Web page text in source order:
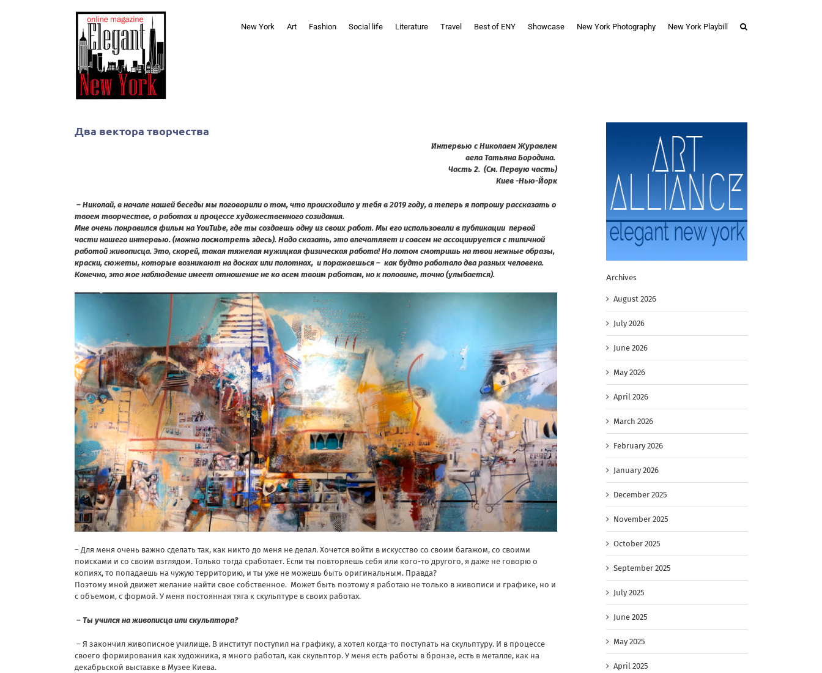
New York Art Fashion Social life Literature Travel Best of ENY Showcase New York Photography New York Playbill
Два вектора творчества
Интервью с Николаем Журавлем
вела Татьяна Бородина.
Часть 2. (См. Первую часть)
Киев -Нью-Йорк
– Николай, в начале нашей беседы мы поговорили о том, что происходило у тебя в 2019 году, а теперь я попрошу рассказать о
твоем творчестве, о работах и процессе художественного созидания.
Мне очень понравился фильм на YouTube, где ты создаешь одну из своих работ. Мы его использовали в публикации первой
части нашего интервью. (можно посмотреть здесь). Надо сказать, это впечатляет и совсем не ассоциируется с типичной
работой живописца. Это, скорей, такая тяжелая мужицкая физическая работа! Но потом смотришь на твои нежные образы,
краски, сюжеты, которые возникают на досках или полотнах, и поражаешься – как будто работало два разных человека.
Конечно, это мое наблюдение имеет отношение не ко всем твоим работам, но к половине, точно (улыбается).
– Для меня очень важно сделать так, как никто до меня не делал. Хочется войти в искусство со своим багажом, со своими
поисками и со своим взглядом. Только тогда сработает. Если ты повторяешь себя или кого-то другого, я даже не говорю о
копиях, то попадаешь на чужую территорию, и ты уже не можешь быть оригинальным. Правда?
Поэтому мной движет желание найти свое собственное. Может быть поэтому я работаю не только в живописи и графике, но и
с объемом, с формой. У меня постоянная тяга к скульптуре в своих работах.
– Ты учился на живописца или скульптора?
– Я закончил живописное училище. В институт поступил на графику, а хотел когда-то поступать на скульптуру. И в процессе
своего формирования как художника, я много работал, как скульптор. У меня есть работы в бронзе, есть в металле, как на
декабрьской выставке в Музее Киева.
Archives
August 2026
July 2026
June 2026
May 2026
April 2026
March 2026
February 2026
January 2026
December 2025
November 2025
October 2025
September 2025
July 2025
June 2025
May 2025
April 2025